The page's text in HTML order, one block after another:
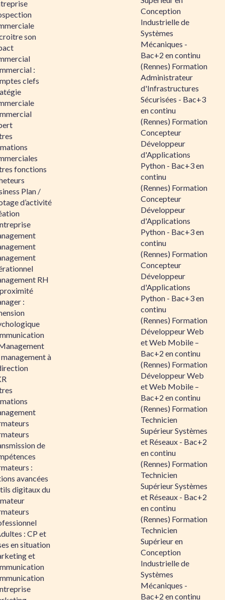
son
:
clefs
fonctions
Plan /
d’activité
RH
:
à
de
:
avancées
digitaux du
: CP et
en situation
et
Conception
Industrielle de
Systèmes
Mécaniques -
Bac+2 en continu
(Rennes) Formation
Administrateur
d'Infrastructures
Sécurisées - Bac+3
en continu
(Rennes) Formation
Concepteur
Développeur
d'Applications
Python - Bac+3 en
continu
(Rennes) Formation
Concepteur
Développeur
d'Applications
Python - Bac+3 en
continu
(Rennes) Formation
Concepteur
Développeur
d'Applications
Python - Bac+3 en
continu
(Rennes) Formation
Développeur Web
et Web Mobile –
Bac+2 en continu
(Rennes) Formation
Développeur Web
et Web Mobile –
Bac+2 en continu
(Rennes) Formation
Technicien
Supérieur Systèmes
et Réseaux - Bac+2
en continu
(Rennes) Formation
Technicien
Supérieur Systèmes
et Réseaux - Bac+2
en continu
(Rennes) Formation
Technicien
Supérieur en
Conception
Industrielle de
Systèmes
Mécaniques -
Bac+2 en continu